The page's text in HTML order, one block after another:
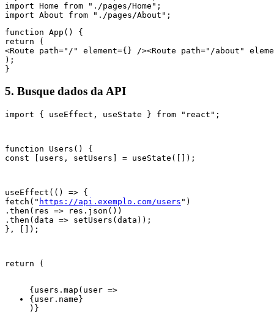
import Home from "./pages/Home";
function App() {
<Route path="/" element={} /><Route path="/about"
);
}
5. Busque dados da API
import { useEffect, useState } from "react";
function Users() {
const [users, setUsers] = useState([]);
useEffect(() => {
fetch(" https://api.exemplo.com/users ")
.then(res => res.json())
.then(data => setUsers(data));
}, []);
{users.map(user =>
{user.name}